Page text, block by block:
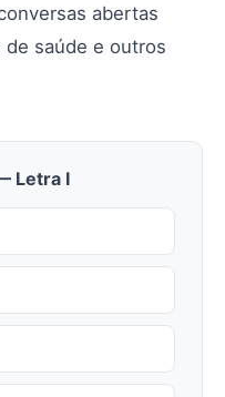
abertas
saúde e outros
Letra I